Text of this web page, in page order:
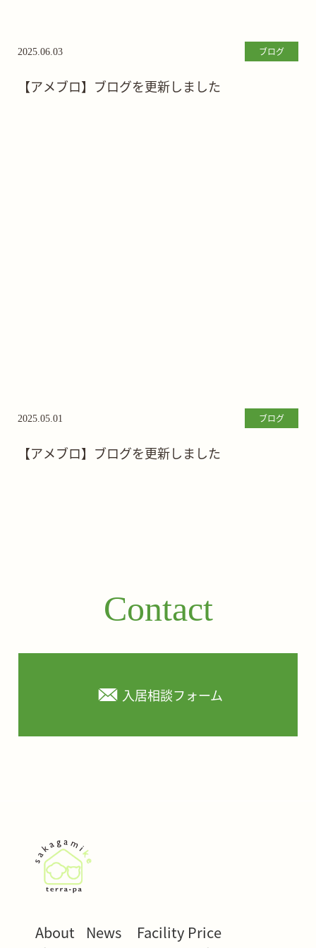
2025.06.03 ブログ
【アメブロ】ブログを更新しました
2025.05.01 ブログ
【アメブロ】ブログを更新しました
Contact
入居相談フォーム
About News Facility Price